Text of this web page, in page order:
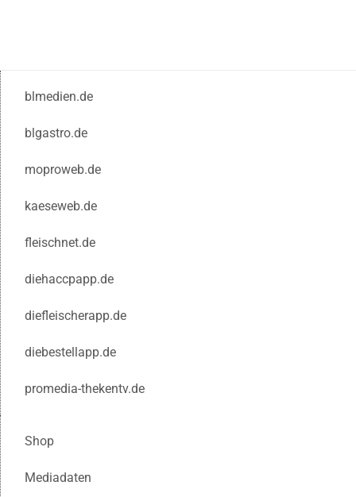
blmedien.de
blgastro.de
moproweb.de
kaeseweb.de
fleischnet.de
diehaccpapp.de
diefleischerapp.de
diebestellapp.de
promedia-thekentv.de
Shop
Mediadaten